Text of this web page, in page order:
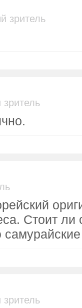
зритель
Стоит ли